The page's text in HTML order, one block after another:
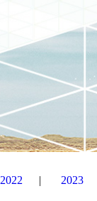
2022 2023